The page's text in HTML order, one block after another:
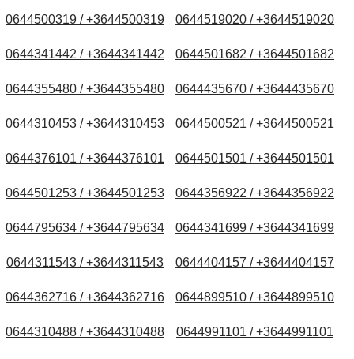
0644500319 / +3644500319 0644519020 / +3644519020
0644341442 / +3644341442 0644501682 / +3644501682
0644355480 / +3644355480 0644435670 / +3644435670
0644310453 / +3644310453 0644500521 / +3644500521
0644376101 / +3644376101 0644501501 / +3644501501
0644501253 / +3644501253 0644356922 / +3644356922
0644795634 / +3644795634 0644341699 / +3644341699
0644311543 / +3644311543 0644404157 / +3644404157
0644362716 / +3644362716 0644899510 / +3644899510
0644310488 / +3644310488 0644991101 / +3644991101